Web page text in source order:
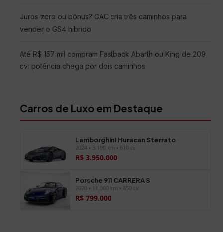
Juros zero ou bônus? GAC cria três caminhos para
vender o GS4 híbrido
Até R$ 157 mil compram Fastback Abarth ou King de 209
cv: potência chega por dois caminhos
Carros de Luxo em Destaque
Lamborghini Huracan Sterrato
2024 • 3.190 km • 610 cv
R$ 3.950.000
Porsche 911 CARRERA S
2020 • 11.000 km • 450 cv
R$ 799.000